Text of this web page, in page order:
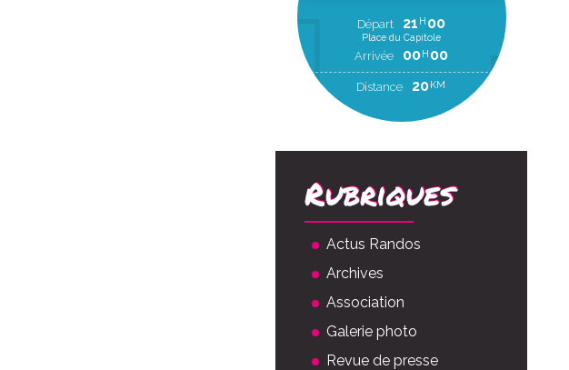
Départ 21 H 00
Place du Capitole
Arrivée 00H 00
Distance 20KM
Rubriques
Actus Randos
Archives
Association
Galerie photo
Revue de presse